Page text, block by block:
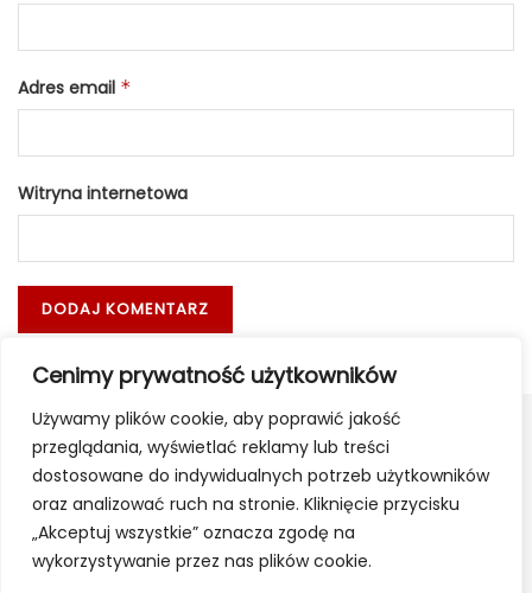
Cenimy prywatność użytkowników
Używamy plików cookie, aby poprawić jakość
przeglądania, wyświetlać reklamy lub treści
dostosowane do indywidualnych potrzeb użytkowników
oraz analizować ruch na stronie. Kliknięcie przycisku
„Akceptuj wszystkie” oznacza zgodę na
wykorzystywanie przez nas plików cookie.
Adres email *
Witryna internetowa
Apteki Poczta Reklama Kontakt